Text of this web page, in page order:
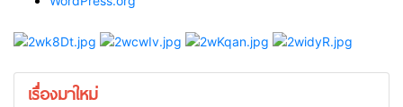
เรื่องมาใหม่